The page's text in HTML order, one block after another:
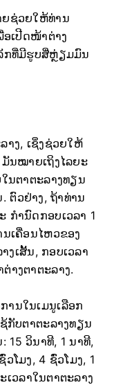
ຍຊ່ວຍໃຫ້ທ່ານ
ອເປີດໜ້າຕ່າງ
ກທີ່ມີຮູບສີ່ຫຼ່ຽມມົນ
າງ, ເຊິ່ງຊ່ວຍໃຫ້
ນໝາຍເຖິງໄລຍະ
ນຕາຕະລາງທຽນ
ຕົວຢ່າງ, ຖ້າທ່ານ
ກຳນົດກອບເວລາ 1
ເຄື່ອນໄຫວຂອງ
ງເສັ້ນ, ກອບເວລາ
າງຕາຕະລາງ.
ານໃນເມນູເລືອກ
ກັບຕາຕະລາງທຽນ
15 ວິນາທີ, 1 ນາທີ,
ໂມງ, 4 ຊົ່ວໂມງ, 1
ວລາໃນຕາຕະລາງ